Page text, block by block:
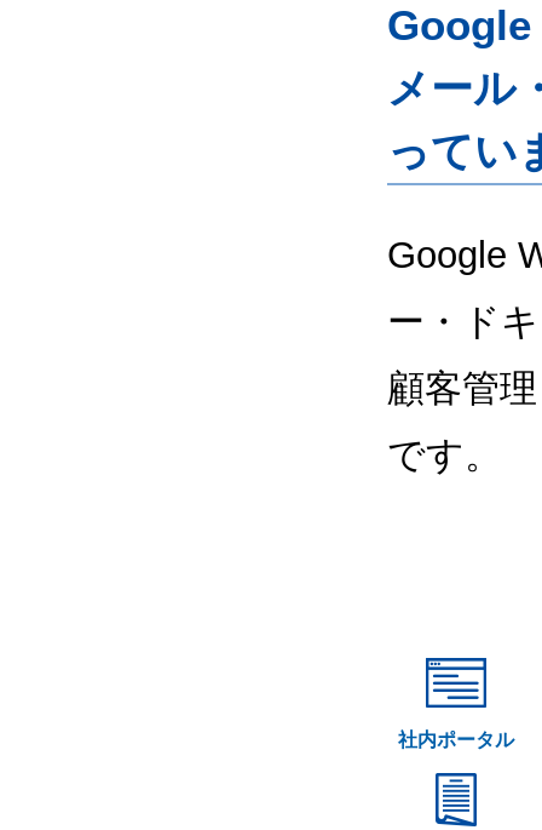
Google
メール
ってい
Google
ー・ド
顧客管
です。
社内ポータル